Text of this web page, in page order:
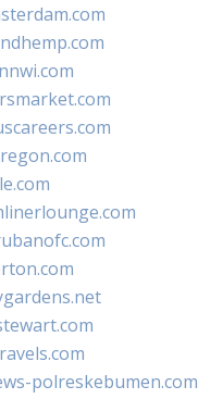
polreskebumen.com